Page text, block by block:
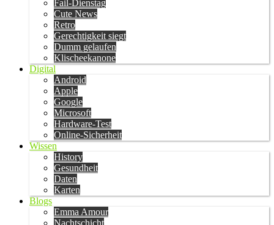
Fail-Dienstag
Cute News
Retro
Gerechtigkeit siegt
Dumm gelaufen
Klischeekanone
Digital
Android
Apple
Google
Microsoft
Hardware-Test
Online-Sicherheit
Wissen
History
Gesundheit
Daten
Karten
Blogs
Emma Amour
Nachtschicht